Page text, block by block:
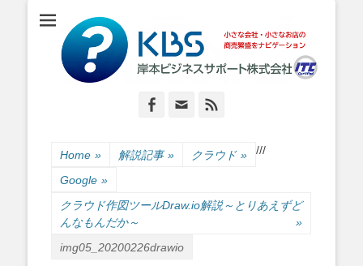
岸本ビジネスサポ
ート株式会社
小さな会社・小さなお店のIT経営をナビゲーション
Facebook
Email
Home » 解説記事 » /
クラウド » /
Google »
/
クラウド作図ツールDraw.io解説～とりあえずど
んなもんだか～
»
img05_20200226drawio